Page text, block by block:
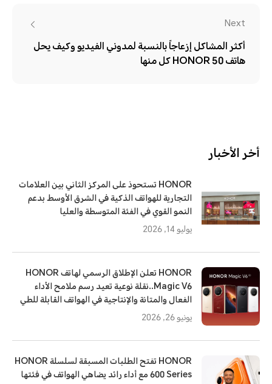
Next
أكثر المشاكل إزعاجاً بالنسبة لمدوني الفيديو وكيف يحل
هاتف HONOR 50 كل منها
أخر الأخبار
HONOR تستحوذ على المركز الثاني بين العلامات
التجارية للهواتف الذكية في الشرق الأوسط بدعم
النمو القوي في الفئة المتوسطة والعليا
يوليو 14, 2026
HONOR تعلن الإطلاق الرسمي لهاتف HONOR
Magic V6..نقلة نوعية تعيد رسم ملامح الأداء
الفعال والمتانة والإنتاجية في الهواتف القابلة للطي
يونيو 26, 2026
HONOR تفتح الطلبات المسبقة لسلسلة HONOR
600 Series مع أداء رائد يضاهي الهواتف في فئتها